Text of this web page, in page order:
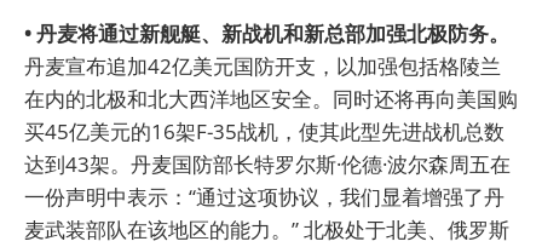
• 丹麦将通过新舰艇、新战机和新总部加强北极防务。
丹麦宣布追加42亿美元国防开支，以加强包括格陵兰
在内的北极和北大西洋地区安全。同时还将再向美国购
买45亿美元的16架F-35战机，使其此型先进战机总数
达到43架。丹麦国防部长特罗尔斯·伦德·波尔森周五在
一份声明中表示：“通过这项协议，我们显着增强了丹
麦武装部队在该地区的能力。” 北极处于北美、俄罗斯